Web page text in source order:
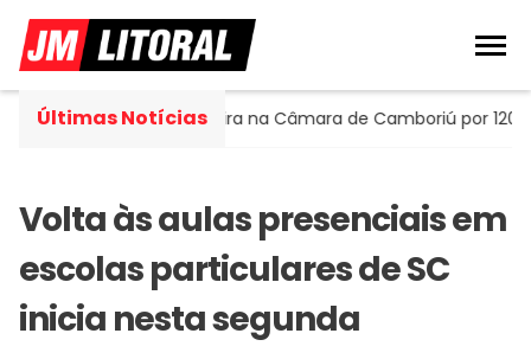
Últimas Notícias
assume cadeira na Câmara de Camboriú por 120 dias
Volta às aulas presenciais em
escolas particulares de SC
inicia nesta segunda